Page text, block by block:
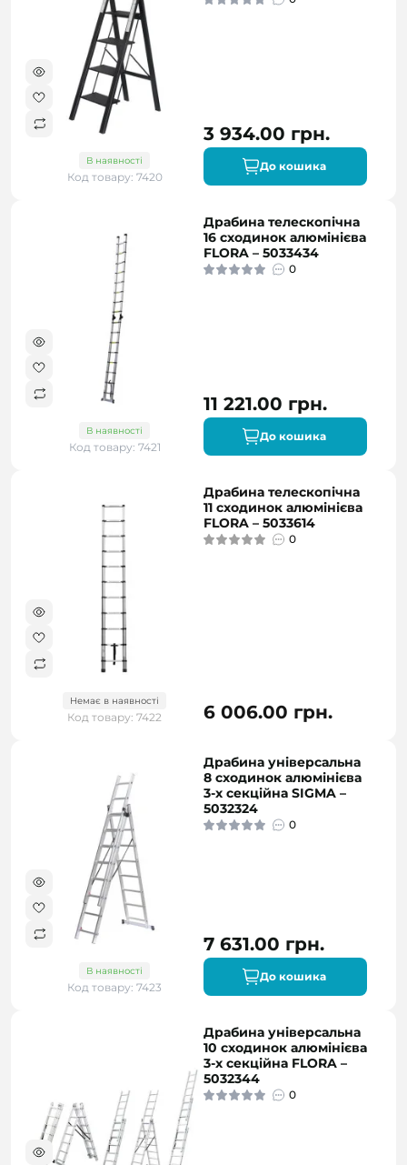
В наявності
Код товару: 7420
3 934.00 грн.
До кошика
В наявності
Код товару: 7421
Драбина телескопічна
16 сходинок алюмінієва
FLORA – 5033434
0
11 221.00 грн.
До кошика
Немає в наявності
Код товару: 7422
Драбина телескопічна
11 сходинок алюмінієва
FLORA – 5033614
0
6 006.00 грн.
В наявності
Код товару: 7423
Драбина універсальна
8 сходинок алюмінієва
3-х секційна SIGMA –
5032324
0
7 631.00 грн.
До кошика
Драбина універсальна
10 сходинок алюмінієва
3-х секційна FLORA –
5032344
0